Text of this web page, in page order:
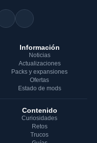
Información
Noticias
Actualizaciones
Packs y expansiones
Ofertas
Estado de mods
Contenido
Curiosidades
Retos
Trucos